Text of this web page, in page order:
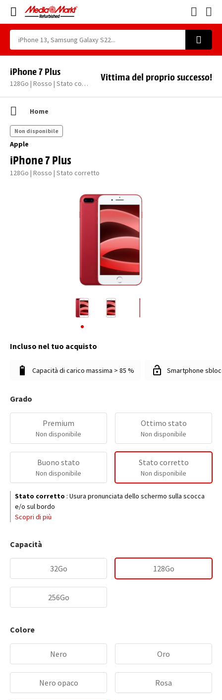
iPhone 7 Plus
128Go | Rosso | Stato corretto
Vittima del proprio successo!
Home
Apple
iPhone 7 Plus
128Go | Rosso | Stato corretto
Non disponibile
Incluso nel tuo acquisto
Capacità di carico massima > 85 % Smartphone
Grado
Premium
Non disponibile
Ottimo stato
Non disponibile
Buono stato
Non disponibile
Stato corretto
Non disponibile
Stato corretto : Usura pronunciata dello schermo sulla scocca
e/o sul bordo
Scopri di più
Capacità
32Go 128Go
256Go
Colore
Nero Oro
Nero opaco Rosa